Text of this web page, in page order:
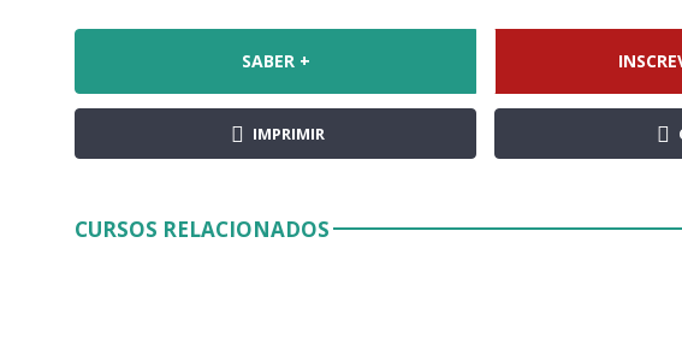
SABER +
IMPRIMIR
CURSOS RELACIONADOS